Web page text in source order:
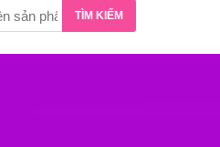
TÌM KIẾM